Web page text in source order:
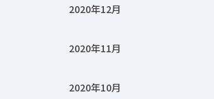
2020年12月
2020年11月
2020年10月